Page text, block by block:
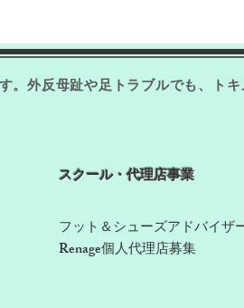
。​外反母趾や足トラブルでも、ト
​スクール・代理店事業
フット＆シューズアドバイザ
​Renage個人代理店募集​